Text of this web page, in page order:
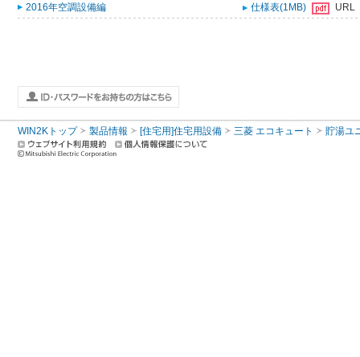
2016年空調設備編 仕様表(1MB) URL
WIN2Kトップ 製品情報 [住宅用]住宅用設備 三菱 エコキュート 貯湯ユ